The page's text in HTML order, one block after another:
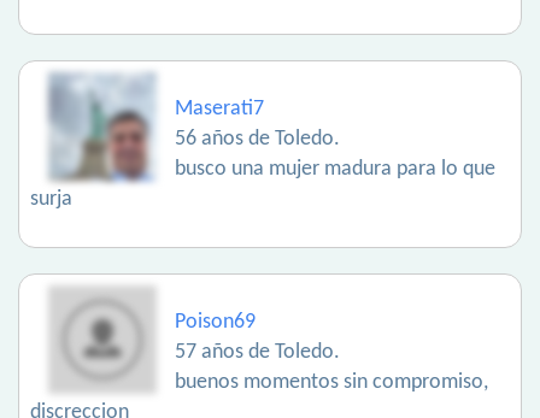
Maserati7
56 años de Toledo.
busco una mujer madura para lo que
surja
Poison69
57 años de Toledo.
buenos momentos sin compromiso,
discreccion